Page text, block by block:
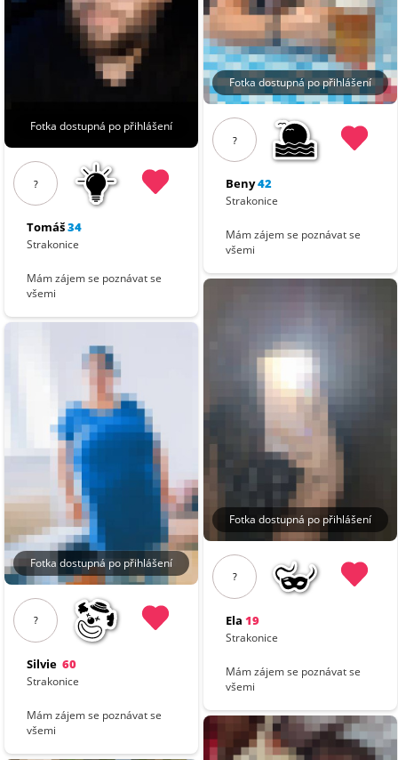
Fotka dostupná po přihlášení
?
Tomáš34
Strakonice
Mám zájem se poznávat se
všemi
Fotka dostupná po přihlášení
?
Silvie 60
Strakonice
Mám zájem se poznávat se
všemi
Fotka dostupná po přihlášení
?
Beny42
Strakonice
Mám zájem se poznávat se
všemi
Fotka dostupná po přihlášení
?
Ela 19
Strakonice
Mám zájem se poznávat se
všemi